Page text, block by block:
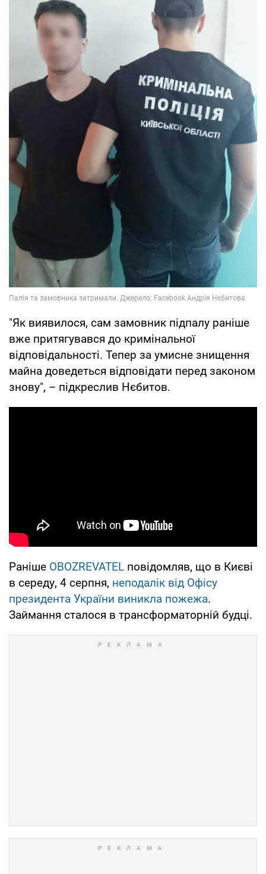
"Як виявилося, сам замовник підпалу раніше
вже притягувався до кримінальної
відповідальності. Тепер за умисне знищення
майна доведеться відповідати перед законом
знову", – підкреслив Нєбитов.
Раніше OBOZREVATEL повідомляв, що в Києві
в середу, 4 серпня, неподалік від Офісу
президента України виникла пожежа.
Займання сталося в трансформаторній будці.